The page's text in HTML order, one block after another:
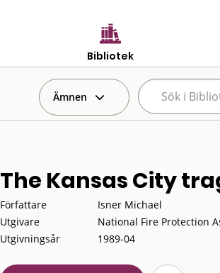
Bibliotek
Ämnen
The Kansas City
Författare
Isner Michael
Utgivare
National Fire Protection
Utgivningsår
1989-04